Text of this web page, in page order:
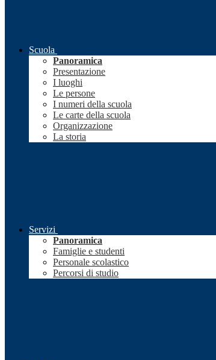
Scuola
Panoramica
Presentazione
I luoghi
Le persone
I numeri della scuola
Le carte della scuola
Organizzazione
La storia
Servizi
Panoramica
Famiglie e studenti
Personale scolastico
Percorsi di studio